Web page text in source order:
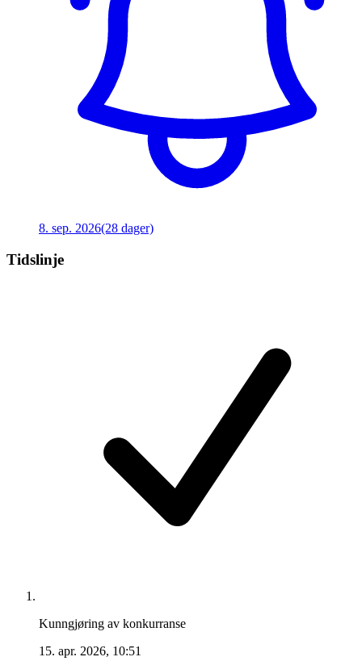
8. sep. 2026(28 dager)
Tidslinje
Kunngjøring av konkurranse
15. apr. 2026, 10:51